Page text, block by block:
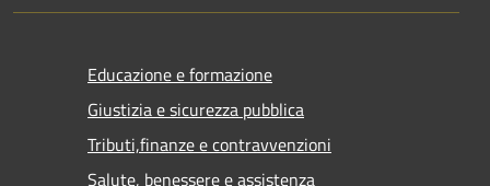
Educazione e formazione
Giustizia e sicurezza pubblica
Tributi,finanze e contravvenzioni
Salute, benessere e assistenza